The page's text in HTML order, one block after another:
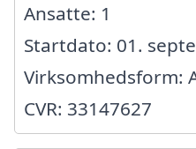
Ansatte: 1
Startdato: 01.
Virksomhedsform:
CVR: 33147627